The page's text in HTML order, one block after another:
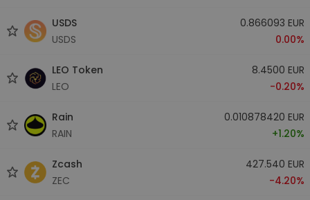
USDS
USDS
0.866093 EUR
0.00%
LEO Token
LEO
8.4500 EUR
-0.20%
Rain
RAIN
0.010878420 EUR
+1.20%
Zcash
ZEC
427.540 EUR
-4.20%